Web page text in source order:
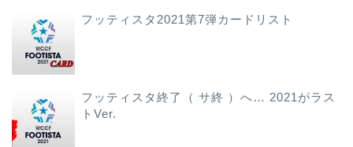
フッティスタ2021第7弾カードリスト
フッティスタ終了（ サ終 ）へ… 2021がラス
トVer.